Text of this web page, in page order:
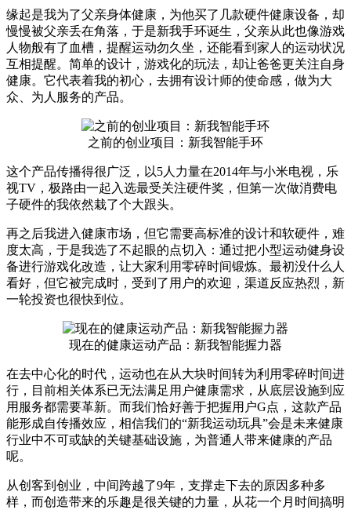
缘起是我为了父亲身体健康，为他买了几款硬件健康设备，却
慢慢被父亲丢在角落，于是新我手环诞生，父亲从此也像游戏
人物般有了血槽，提醒运动勿久坐，还能看到家人的运动状况
互相提醒。简单的设计，游戏化的玩法，却让爸爸更关注自身
健康。它代表着我的初心，去拥有设计师的使命感，做为大
众、为人服务的产品。
之前的创业项目：新我智能手环
这个产品传播得很广泛，以5人力量在2014年与小米电视，乐
视TV，极路由一起入选最受关注硬件奖，但第一次做消费电
子硬件的我依然栽了个大跟头。
再之后我进入健康市场，但它需要高标准的设计和软硬件，难
度太高，于是我选了不起眼的点切入：通过把小型运动健身设
备进行游戏化改造，让大家利用零碎时间锻炼。最初没什么人
看好，但它被完成时，受到了用户的欢迎，渠道反应热烈，新
一轮投资也很快到位。
现在的健康运动产品：新我智能握力器
在去中心化的时代，运动也在从大块时间转为利用零碎时间进
行，目前相关体系已无法满足用户健康需求，从底层设施到应
用服务都需要革新。而我们恰好善于把握用户G点，这款产品
能形成自传播效应，相信我们的“新我运动玩具”会是未来健康
行业中不可或缺的关键基础设施，为普通人带来健康的产品
呢。
从创客到创业，中间跨越了9年，支撑走下去的原因多种多
样，而创造带来的乐趣是很关键的力量，从花一个月时间搞明